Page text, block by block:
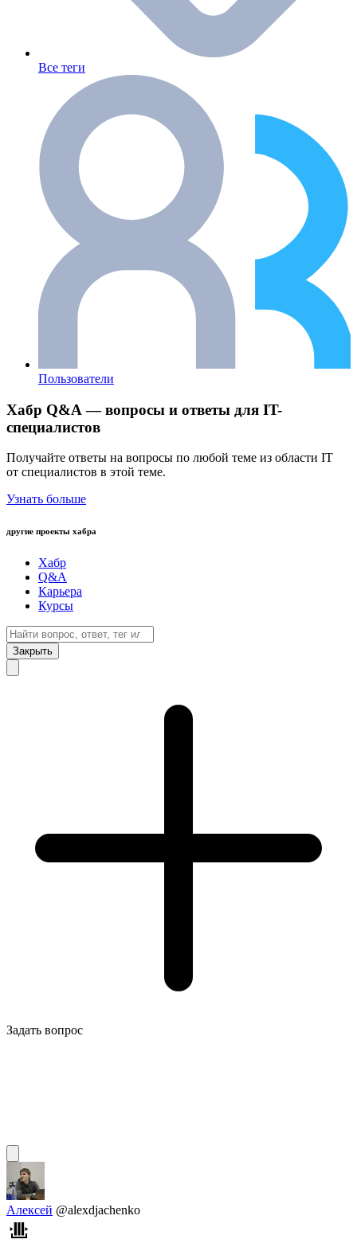
Все теги
Пользователи
Хабр Q&A — вопросы и ответы для IT-
специалистов
Получайте ответы на вопросы по любой теме из области IT
от специалистов в этой теме.
Узнать больше
другие проекты хабра
Хабр
Q&A
Карьера
Курсы
Закрыть
Задать вопрос
Алексей @alexdjachenko